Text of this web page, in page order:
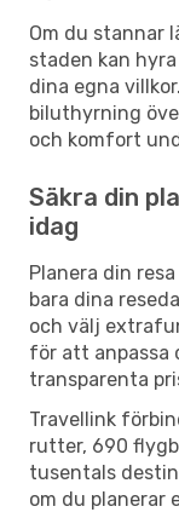
Om du stannar
staden kan
dina egna
biluthyrning
och komfort
Säkra din
idag
Planera din
bara dina
och välj
för att anpassa
transparenta
Travellink
rutter, 690
tusentals
om du planerar